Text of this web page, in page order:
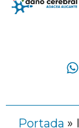
Portada »